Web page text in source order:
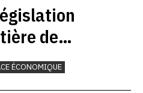
de
: état
ÉCONOMIQUE